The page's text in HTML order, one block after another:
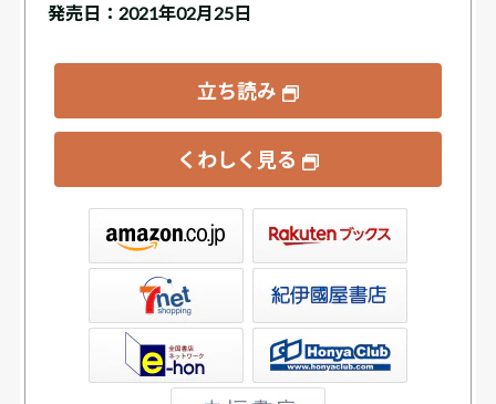
発売日：2021年02月25日
立ち読み
くわしく見る
書店ウェブストア